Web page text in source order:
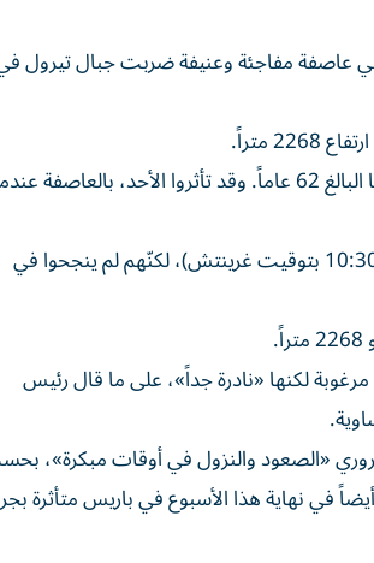
في عاصفة مفاجئة وعنيفة ضربت جبال تيرول
متراً.
والقتلى الثلاثة هم امرأة عمرها 60 عاماً، كانت برفقة زوجها البالغ 60 عاماً أيضاً وصهرها البالغ 62 عاماً. وقد تأثروا الأحد،
وبسبب تغير مفاجئ في الطقس، بدأوا سريعاً بالنزول من القمة قرابة الساعة 12:30 (10:30 بتوقيت غرينتش)، لكنّهم لم ينجحوا في
لكنها «نادرة جداً»، على ما قال رئيس
«الصعود والنزول في أوقات مبكرة»،
في نهاية هذا الأسبوع في باريس متأثرة